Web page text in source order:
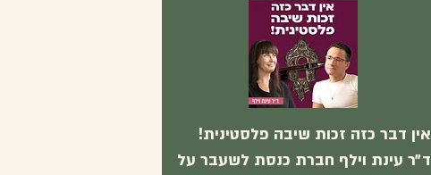
אין דבר כזה זכות שיבה פלסטינית!
ד״ר עינת וילף חברת כנסת לשעבר על